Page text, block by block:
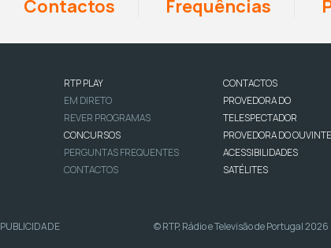
Contactos Frequências
RTP PLAY
EM DIRETO
REVER PROGRAMAS
CONCURSOS
PERGUNTAS FREQUENTES
CONTACTOS
CONTACTOS
PROVEDORA DO
TELESPECTADOR
PROVEDORA DO OUVINTE
ACESSIBILIDADES
SATÉLITES
PUBLICIDADE © RTP, Rádio e Televisão de Portugal 2026